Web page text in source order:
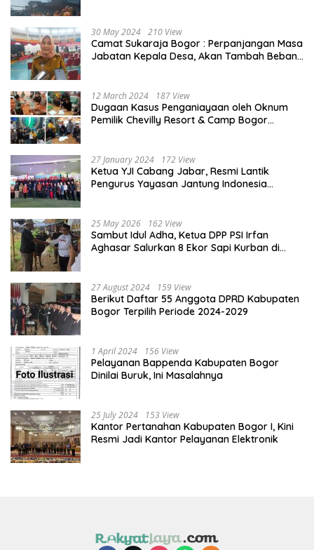
30 May 2024 210 View
Camat Sukaraja Bogor : Perpanjangan Masa
Jabatan Kepala Desa, Akan Tambah Beban
12 March 2024 187 View
Dugaan Kasus Penganiayaan oleh Oknum
Pemilik Chevilly Resort & Camp Bogor
27 January 2024 172 View
Ketua YJI Cabang Jabar, Resmi Lantik
Pengurus Yayasan Jantung Indonesia
25 May 2026 162 View
Sambut Idul Adha, Ketua DPP PSI Irfan
Aghasar Salurkan 8 Ekor Sapi Kurban di
27 August 2024 159 View
Berikut Daftar 55 Anggota DPRD Kabupaten
Bogor Terpilih Periode 2024-2029
1 April 2024 156 View
Pelayanan Bappenda Kabupaten Bogor
Dinilai Buruk, Ini Masalahnya
25 July 2024 153 View
Kantor Pertanahan Kabupaten Bogor I, Kini
Resmi Jadi Kantor Pelayanan Elektronik